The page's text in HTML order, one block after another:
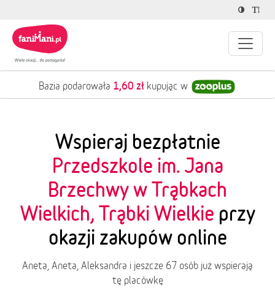
Bazia podarowała 1,60 zł kupując w
Wspieraj bezpłatnie
Przedszkole im. Jana
Brzechwy w Trąbkach
Wielkich, Trąbki Wielkie przy
okazji zakupów online
Aneta, Aneta, Aleksandra i jeszcze 67 osób już wspierają
tę placówkę